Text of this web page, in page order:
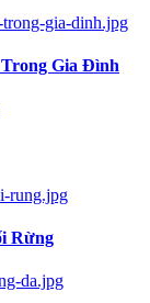
Gia Đình
Rừng